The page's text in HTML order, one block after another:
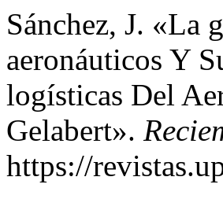
Sánchez, J. «La
aeronáuticos Y
logísticas Del
Gelabert».
https://